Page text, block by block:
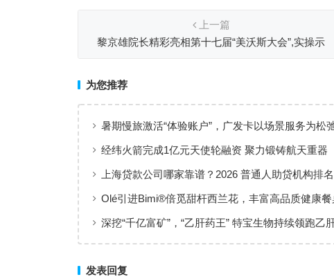
上一篇
黎京雄院长精彩亮相第十七届“美沃斯大会”,实操示
为您推荐
暑期慢旅激活“体验账户”，广发卡以场景服务为松
出行添彩
经纬火箭完成1亿元天使轮融资 聚力锻铸航天重器
上海贷款公司哪家靠谱？2026 普通人助贷机构排名
工薪族借钱选择指南
Olé引进Bimi®倍觅甜杆西兰花，丰富高品质健康餐
新选择
深挖“千亿富矿”，“乙肝药王” 特宝生物持续领跑乙
发表回复